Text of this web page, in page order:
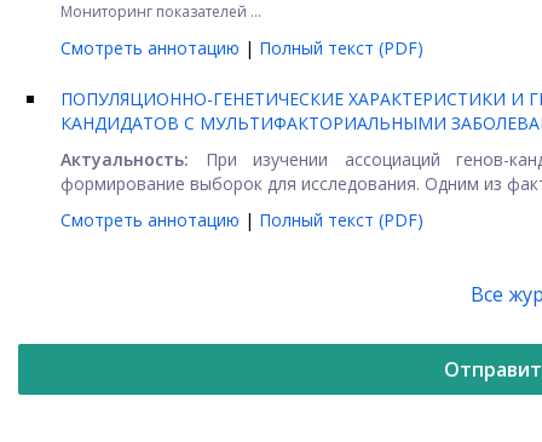
Мониторинг показателей ...
Смотреть аннотацию | Полный текст (PDF)
ПОПУЛЯЦИОННО-ГЕНЕТИЧЕСКИЕ ХАРАКТЕРИСТИКИ
КАНДИДАТОВ С МУЛЬТИФАКТОРИАЛЬНЫМИ
Актуальность: При изучении ассоциаций генов-
формирование выборок для исследования. Одним из
Смотреть аннотацию | Полный текст (PDF)
Все